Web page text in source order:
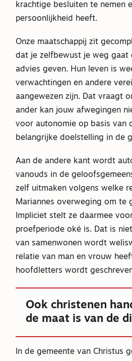
krachtige besluiten te nemen
persoonlijkheid heeft.
Onze maatschappij zit
dat je zelfbewust je weg gaat
advies geven. Hun leven is
verwachtingen en andere
aangewezen zijn. Dat vraagt
ander kan jouw afwegingen
voor autonomie op basis van
belangrijke doelstelling in de
Aan de andere kant wordt
vanouds in de
zelf uitmaken volgens welke
Mariannes overweging om te
Impliciet stelt ze daarmee
proefperiode oké is. Dat is
van samenwonen wordt
relatie van man en vrouw
hoofdletters wordt
Ook christenen
de maat is van de
In de gemeente van Christus